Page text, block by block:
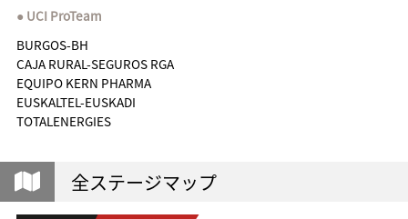
UCI ProTeam
BURGOS-BH
CAJA RURAL-SEGUROS RGA
EQUIPO KERN PHARMA
EUSKALTEL-EUSKADI
TOTALENERGIES
全ステージマップ